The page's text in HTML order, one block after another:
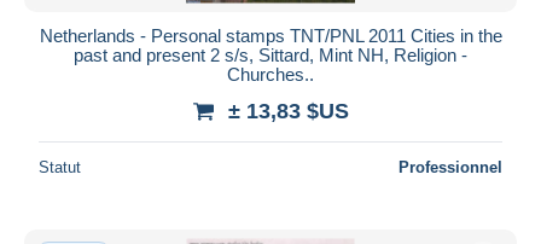
Netherlands - Personal stamps TNT/PNL 2011 Cities in the
past and present 2 s/s, Sittard, Mint NH, Religion -
Churches..
± 13,83 $US
Statut Professionnel